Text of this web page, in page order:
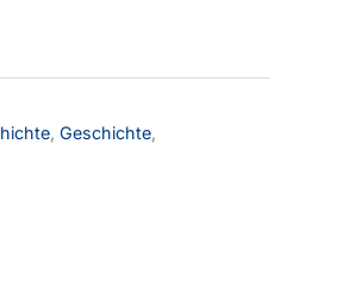
, Geschichte,